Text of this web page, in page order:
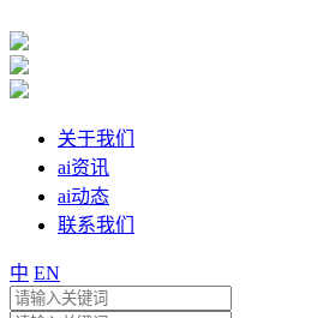
关于我们
ai资讯
ai动态
联系我们
中 EN